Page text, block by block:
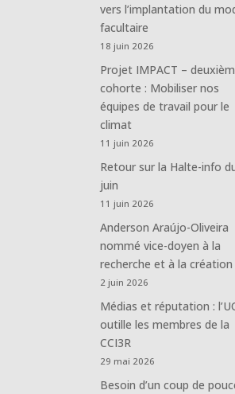
vers l’implantation du
facultaire
18 juin 2026
Projet IMPACT –
cohorte : Mobiliser nos
équipes de travail pour le
climat
11 juin 2026
Retour sur la Halte-info
juin
11 juin 2026
Anderson Araújo-Oliveira
nommé vice-doyen à la
recherche et à la création
2 juin 2026
Médias et réputation :
outille les membres de la
CCI3R
29 mai 2026
Besoin d’un coup de